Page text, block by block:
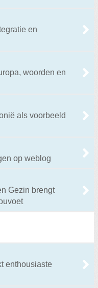
en
woorden en
als voorbeeld
op weblog
Gezin brengt
enthousiaste